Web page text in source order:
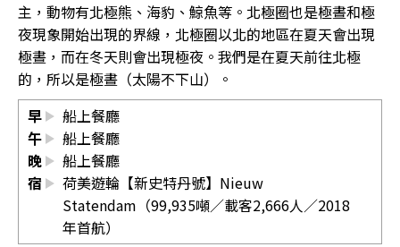
主，動物有北極熊、海豹、鯨魚等。北極圈也是極晝和極
夜現象開始出現的界線，北極圈以北的地區在夏天會出現
極晝，而在冬天則會出現極夜。我們是在夏天前往北極
的，所以是極晝（太陽不下山）。
早
船上餐廳
午
船上餐廳
晚
船上餐廳
宿
荷美遊輪【新史特丹號】Nieuw
Statendam（99,935噸／載客2,666人／2018
年首航）